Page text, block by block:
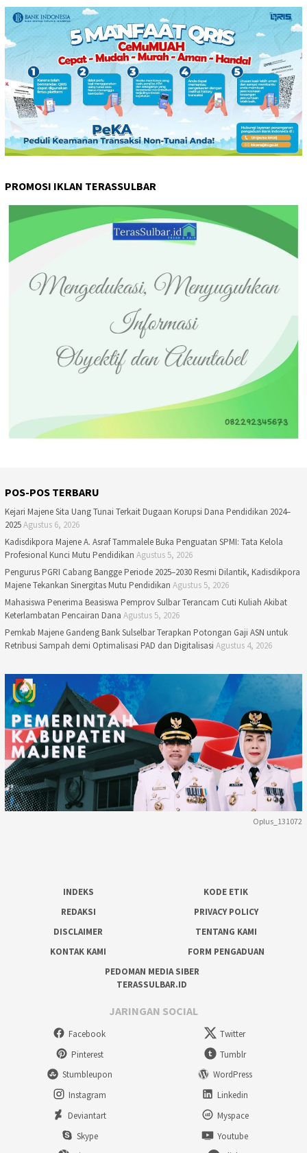
PROMOSI IKLAN TERASSULBAR
POS-POS TERBARU
Kejari Majene Sita Uang Tunai Terkait Dugaan Korupsi Dana Pendidikan 2024–
2025Agustus 6, 2026
Kadisdikpora Majene A. Asraf Tammalele Buka Penguatan SPMI: Tata Kelola
Profesional Kunci Mutu Pendidikan Agustus 5, 2026
Pengurus PGRI Cabang Bangge Periode 2025–2030 Resmi Dilantik, Kadisdikpora
Majene Tekankan Sinergitas Mutu Pendidikan Agustus 5, 2026
Mahasiswa Penerima Beasiswa Pemprov Sulbar Terancam Cuti Kuliah Akibat
Keterlambatan Pencairan Dana Agustus 5, 2026
Pemkab Majene Gandeng Bank Sulselbar Terapkan Potongan Gaji ASN untuk
Retribusi Sampah demi Optimalisasi PAD dan Digitalisasi Agustus 4, 2026
Oplus_131072
INDEKS
KODE ETIK
REDAKSI
PRIVACY POLICY
DISCLAIMER
TENTANG KAMI
KONTAK KAMI
FORM PENGADUAN
PEDOMAN MEDIA SIBER
TERASSULBAR.ID
JARINGAN SOCIAL
Facebook
Twitter
Pinterest
Tumblr
Stumbleupon
WordPress
Instagram
Linkedin
Deviantart
Myspace
Skype
Youtube